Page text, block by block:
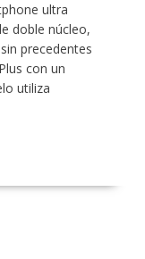
ultra
doble núcleo,
precedentes
con un
utiliza